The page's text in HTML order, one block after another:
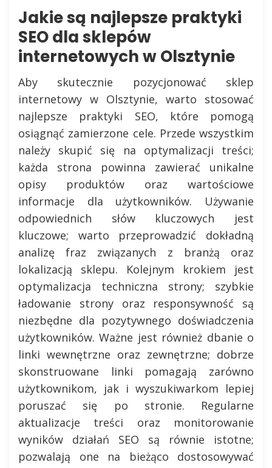
Jakie są najlepsze praktyki
SEO dla sklepów
internetowych w Olsztynie
Aby skutecznie pozycjonować sklep
internetowy w Olsztynie, warto stosować
najlepsze praktyki SEO, które pomogą
osiągnąć zamierzone cele. Przede wszystkim
należy skupić się na optymalizacji treści;
każda strona powinna zawierać unikalne
opisy produktów oraz wartościowe
informacje dla użytkowników. Używanie
odpowiednich słów kluczowych jest
kluczowe; warto przeprowadzić dokładną
analizę fraz związanych z branżą oraz
lokalizacją sklepu. Kolejnym krokiem jest
optymalizacja techniczna strony; szybkie
ładowanie strony oraz responsywność są
niezbędne dla pozytywnego doświadczenia
użytkowników. Ważne jest również dbanie o
linki wewnętrzne oraz zewnętrzne; dobrze
skonstruowane linki pomagają zarówno
użytkownikom, jak i wyszukiwarkom lepiej
poruszać się po stronie. Regularne
aktualizacje treści oraz monitorowanie
wyników działań SEO są równie istotne;
pozwalają one na bieżąco dostosowywać